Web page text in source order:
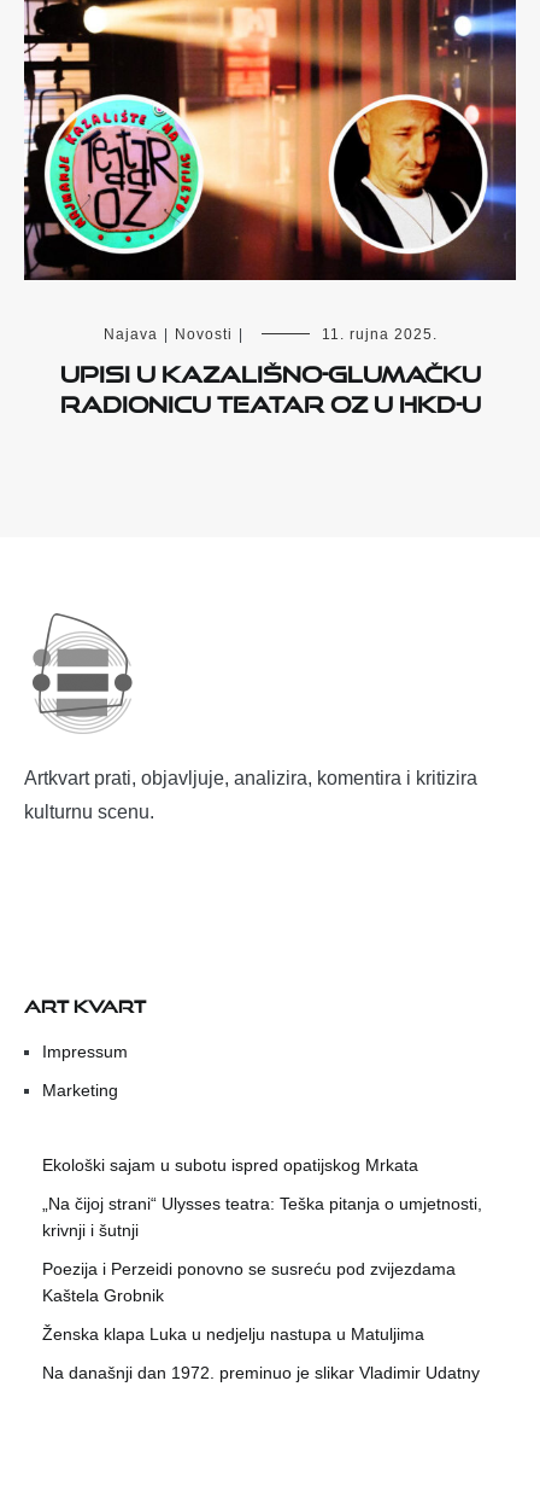
Najava Novosti 11. rujna 2025.
Upisi u kazališno-glumačku
radionicu Teatar Oz u HKD-u
Artkvart prati, objavljuje, analizira, komentira i kritizira
kulturnu scenu.
ART KVART
Impressum
Marketing
Ekološki sajam u subotu ispred opatijskog Mrkata
„Na čijoj strani“ Ulysses teatra: Teška pitanja o umjetnosti,
krivnji i šutnji
Poezija i Perzeidi ponovno se susreću pod zvijezdama
Kaštela Grobnik
Ženska klapa Luka u nedjelju nastupa u Matuljima
Na današnji dan 1972. preminuo je slikar Vladimir Udatny